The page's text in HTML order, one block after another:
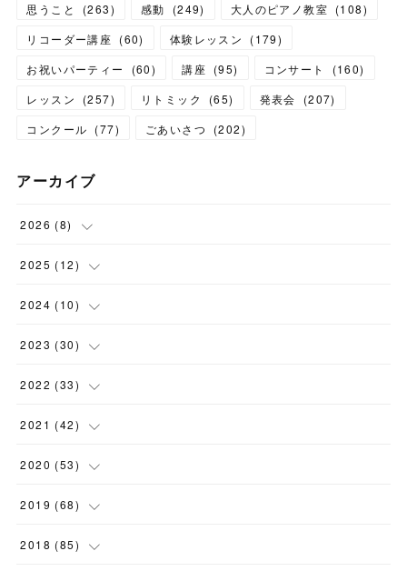
思うこと
(263) 感動 (249) 大人のピアノ教室 (108)
リコーダー講座 (60) 体験レッスン (179)
お祝いパーティー
(60) 講座 (95) コンサート (160)
レッスン
(257) リトミック (65) 発表会 (207)
コンクール (77) ごあいさつ (202)
アーカイブ
2026 (8)
(1)
(3)
(1)
( 2 )
2025 (12)
(1)
(1)
(1)
( 1)
2024 (10)
(1)
(4)
(1)
(1 )
2023 (30)
(1)
(1)
(1)
(4 )
2022 (33)
(5)
(1)
(1)
( 2)
2021 (42)
(1)
(2)
(5)
2020 (53)
(1)
(5)
2019 (68)
(6)
2018 (85)